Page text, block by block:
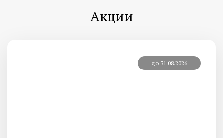
Акции
до 31.08.2026